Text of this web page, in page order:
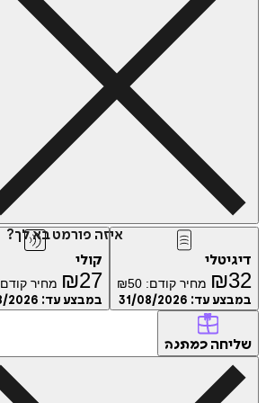
איזה פורמט בא לך?
₪ מחיר קודם: ₪50
עד:31/08/2026
₪ 27 מחיר קודם: ₪35
במבצע עד:31/08/2026
כמתנה